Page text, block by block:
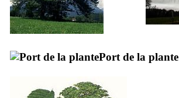
Port de la plante